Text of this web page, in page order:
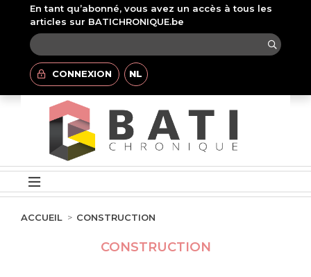
En tant qu’abonné, vous avez un accès à tous les
articles sur BATICHRONIQUE.be
CONNEXION NL
ACCUEIL CONSTRUCTION
CONSTRUCTION